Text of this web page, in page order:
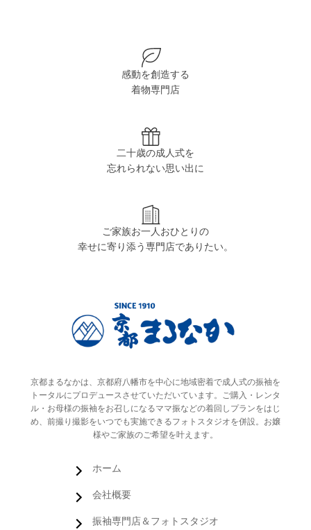
感動を創造する
着物専門店
二十歳の成人式を
忘れられない思い出に
ご家族お一人おひとりの
幸せに寄り添う専門店でありたい。
京都まるなかは、京都府八幡市を中心に地域密着で成人式の振袖を
トータルにプロデュースさせていただいています。ご購入・レンタ
ル・お母様の振袖をお召しになるママ振などの着回しプランをはじ
め、前撮り撮影をいつでも実施できるフォトスタジオを併設。お嬢
様やご家族のご希望を叶えます。
ホーム
会社概要
振袖専門店＆フォトスタジオ